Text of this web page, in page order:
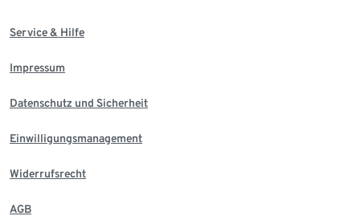
Service & Hilfe
Impressum
Datenschutz und Sicherheit
Einwilligungsmanagement
Widerrufsrecht
AGB